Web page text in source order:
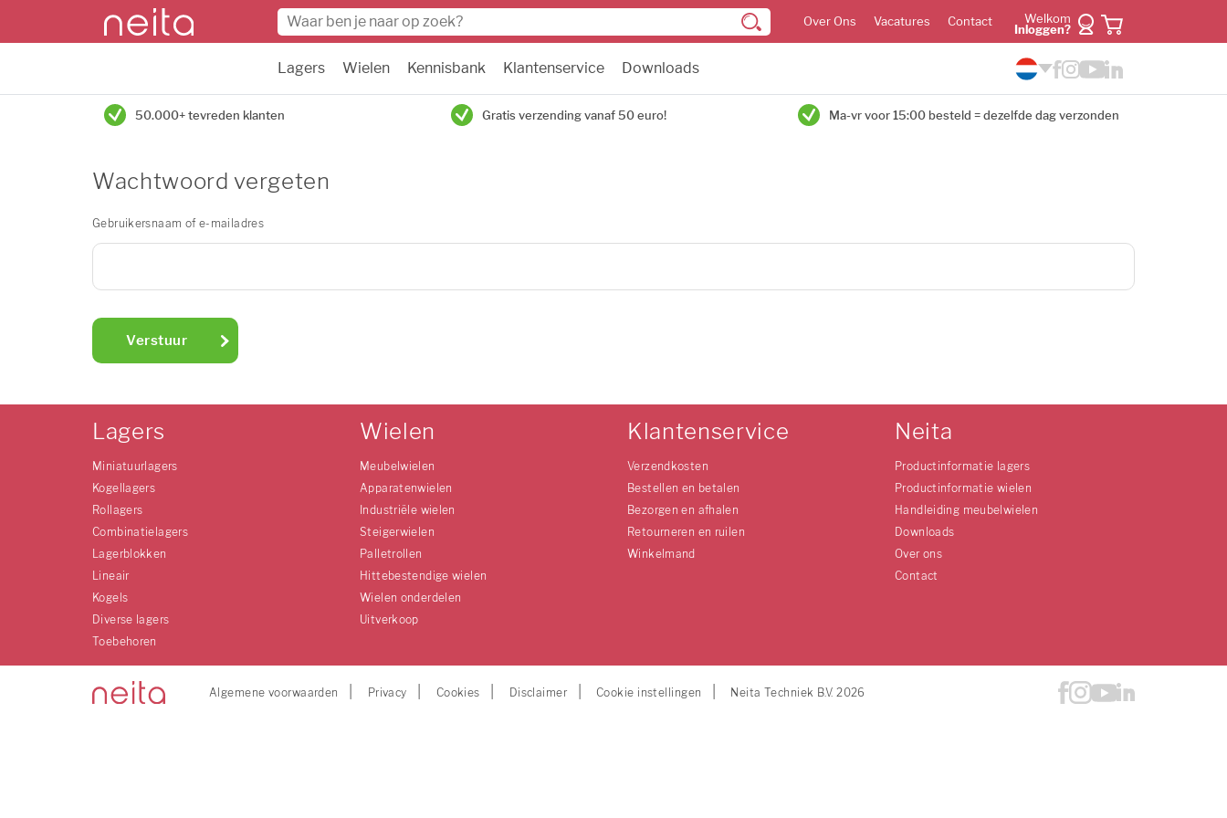
Over Ons Vacatures Contact
Welkom
Inloggen?
Lagers Wielen Kennisbank Klantenservice Downloads
50.000+ tevreden klanten Gratis verzending vanaf 50 euro! Ma-vr voor 15:00 besteld = dezelfde dag verzonden
Wachtwoord vergeten
Gebruikersnaam of e-mailadres
Verstuur
Lagers
Miniatuurlagers
Kogellagers
Rollagers
Combinatielagers
Lagerblokken
Lineair
Kogels
Diverse lagers
Toebehoren
Wielen
Meubelwielen
Apparatenwielen
Industriële wielen
Steigerwielen
Palletrollen
Hittebestendige wielen
Wielen onderdelen
Uitverkoop
Klantenservice
Verzendkosten
Bestellen en betalen
Bezorgen en afhalen
Retourneren en ruilen
Winkelmand
Neita
Productinformatie lagers
Productinformatie wielen
Handleiding meubelwielen
Downloads
Over ons
Contact
Algemene voorwaarden Privacy Cookies Disclaimer Cookie instellingen Neita Techniek B.V. 2026